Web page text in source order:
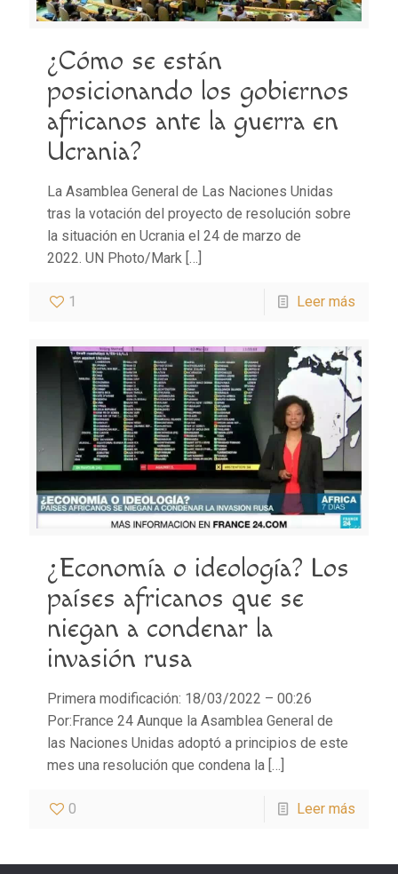
¿Cómo se están
posicionando los gobiernos
africanos ante la guerra en
Ucrania?
La Asamblea General de Las Naciones Unidas
tras la votación del proyecto de resolución sobre
la situación en Ucrania el 24 de marzo de
2022. UN Photo/Mark […]
1 Leer más
¿Economía o ideología? Los
países africanos que se
niegan a condenar la
invasión rusa
Primera modificación: 18/03/2022 – 00:26
Por:France 24 Aunque la Asamblea General de
las Naciones Unidas adoptó a principios de este
mes una resolución que condena la […]
0 Leer más